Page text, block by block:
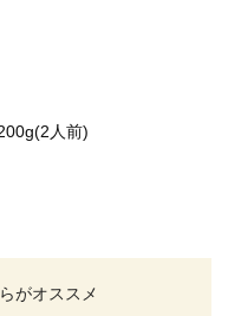
人前)
がオススメ